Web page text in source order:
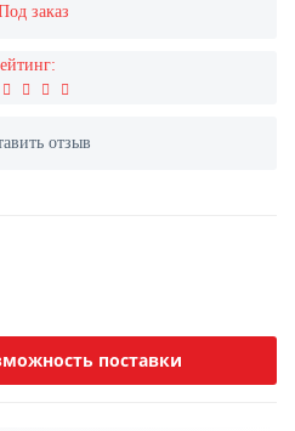
заказ
отзыв
поставки